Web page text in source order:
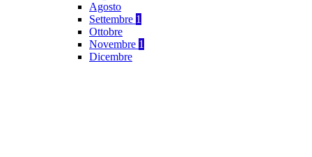
Agosto
Settembre 1
Ottobre
Novembre 1
Dicembre